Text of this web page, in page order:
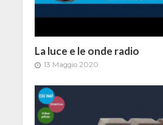
La luce e le onde radio
13 Maggio 2020